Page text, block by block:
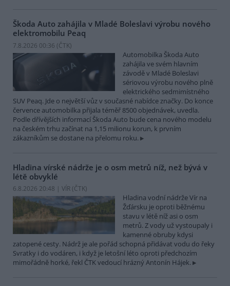
Škoda Auto zahájila v Mladé Boleslavi výrobu nového
elektromobilu Peaq
7.8.2026 00:36 (ČTK)
Automobilka Škoda Auto
zahájila ve svém hlavním
závodě v Mladé Boleslavi
sériovou výrobu nového plně
elektrického sedmimístného
SUV Peaq. Jde o největší vůz v současné nabídce značky. Do konce
července automobilka přijala téměř 8500 objednávek, uvedla.
Podle dřívějších informací Škoda Auto bude cena nového modelu
na českém trhu začínat na 1,15 milionu korun, k prvním
zákazníkům se dostane na přelomu roku.
Hladina vírské nádrže je o osm metrů níž, než bývá v
létě obvyklé
6.8.2026 20:48 | VÍR (ČTK)
Hladina vodní nádrže Vír na
Žďársku je oproti běžnému
stavu v létě níž asi o osm
metrů. Z vody už vystoupaly i
kamenné obruby kdysi
zatopené cesty. Nádrž je ale pořád schopná přidávat vodu do řeky
Svratky i do vodáren, i když je letošní léto oproti předchozím
mimořádně horké, řekl ČTK vedoucí hrázný Antonín Hájek.